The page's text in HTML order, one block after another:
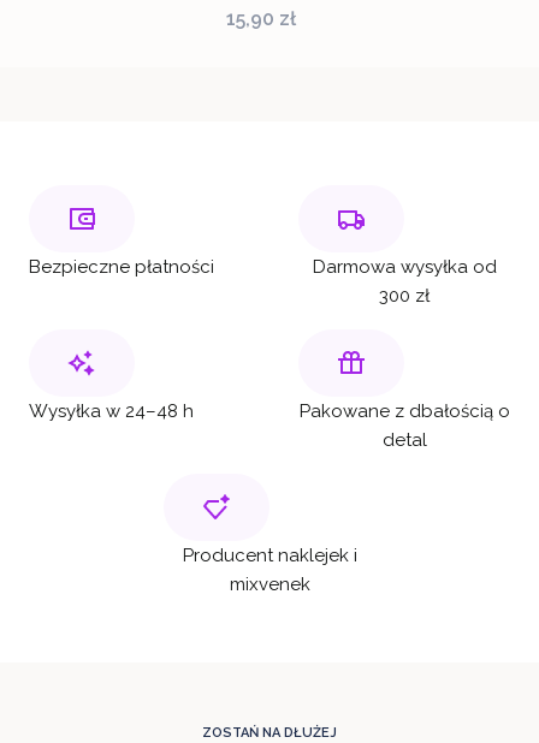
Cena
15,90 zł
Bezpieczne płatności
Darmowa wysyłka od
300 zł
Wysyłka w 24–48 h
Pakowane z dbałością o
detal
Producent naklejek i
mixvenek
ZOSTAŃ NA DŁUŻEJ